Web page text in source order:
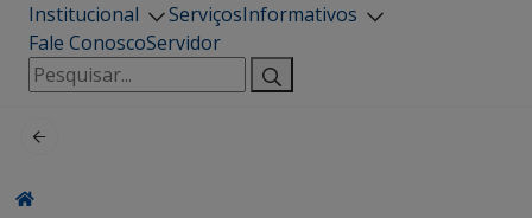
Institucional ServiçosInformativos
Fale ConoscoServidor
Pesquisar
por: